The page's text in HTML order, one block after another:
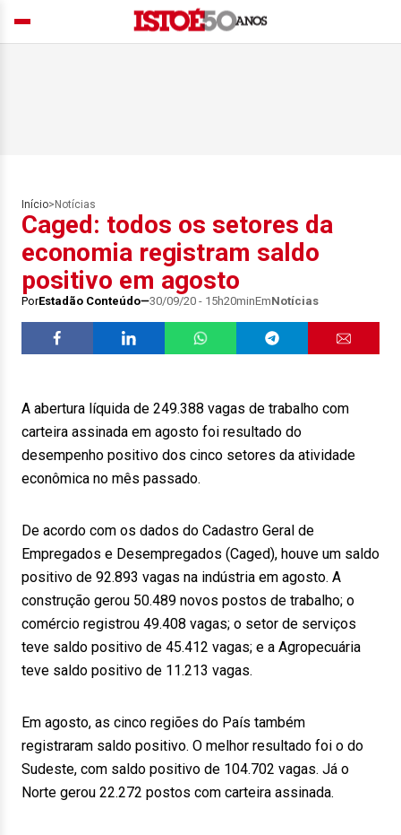
Início> Notícias
Caged: todos os setores da
economia registram saldo
positivo em agosto
PorEstadão Conteúdo 30/09/20 - 15h20minEmNotícias
A abertura líquida de 249.388 vagas de trabalho com
carteira assinada em agosto foi resultado do
desempenho positivo dos cinco setores da atividade
econômica no mês passado.
De acordo com os dados do Cadastro Geral de
Empregados e Desempregados (Caged), houve um saldo
positivo de 92.893 vagas na indústria em agosto. A
construção gerou 50.489 novos postos de trabalho; o
comércio registrou 49.408 vagas; o setor de serviços
teve saldo positivo de 45.412 vagas; e a Agropecuária
teve saldo positivo de 11.213 vagas.
Em agosto, as cinco regiões do País também
registraram saldo positivo. O melhor resultado foi o do
Sudeste, com saldo positivo de 104.702 vagas. Já o
Norte gerou 22.272 postos com carteira assinada.